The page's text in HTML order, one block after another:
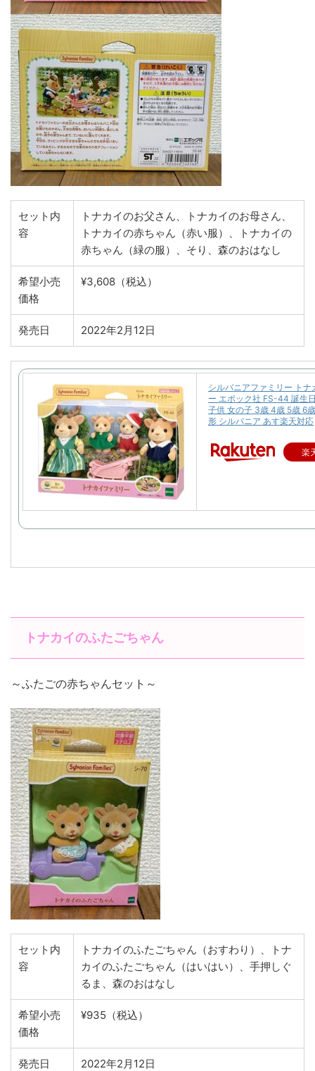
セット内
容
トナカイのお父さん、トナカイのお母さん、
トナカイの赤ちゃん（赤い服）、トナカイの
赤ちゃん（緑の服）、そり、森のおはなし
希望小売
価格
¥3,608（税込）
発売日 2022年2月12日
シルバニアファミリー トナ
ー エポック社 FS-44 誕生
子供 女の子 3歳 4歳 5歳 6
形 シルバニア あす楽天対応
楽
トナカイのふたごちゃん
～ふたごの赤ちゃんセット～
セット内
容
トナカイのふたごちゃん（おすわり）、トナ
カイのふたごちゃん（はいはい）、手押しぐ
るま、森のおはなし
希望小売
価格
¥935（税込）
発売日 2022年2月12日